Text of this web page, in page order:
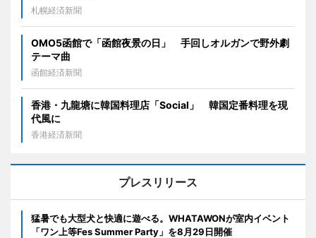
札幌経済新聞
OMO5函館で「函館夜景の日」 手回しオルガンで野外劇
テーマ曲
函館経済新聞
香港・九龍塘に韓国料理店「Social」 韓国定番料理を現
代風に
香港経済新聞
プレスリリース
猛暑でも大型犬と快適に遊べる。WHATAWONが室内イベント
「ワン上等Fes Summer Party」を8月29日開催